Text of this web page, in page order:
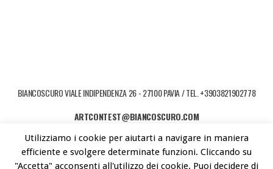
BIANCOSCURO VIALE INDIPENDENZA 26 - 27100 PAVIA / TEL. +3903821902778
ARTCONTEST@BIANCOSCURO.COM
COPYRIGHT © 2026 ART CONTEST. POWERED BY LIBEREMENTI - IDEE PER
L'ARTE CONTEMPORANEA
Utilizziamo i cookie per aiutarti a navigare in maniera
efficiente e svolgere determinate funzioni. Cliccando su
"Accetta" acconsenti all'utilizzo dei cookie. Puoi decidere di